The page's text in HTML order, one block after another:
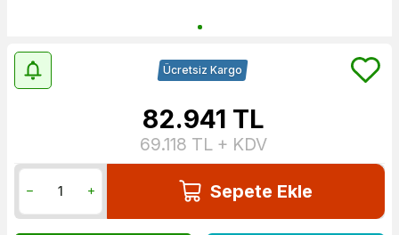
Ücretsiz Kargo
82.941 TL
69.118 TL + KDV
Sepete Ekle